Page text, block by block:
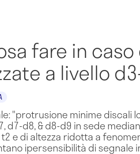
fare in
a livello
"protrusione minime discali
d7-d8, & d8-d9 in sede
e di altezza ridotta a
ipersensibilità di segnale